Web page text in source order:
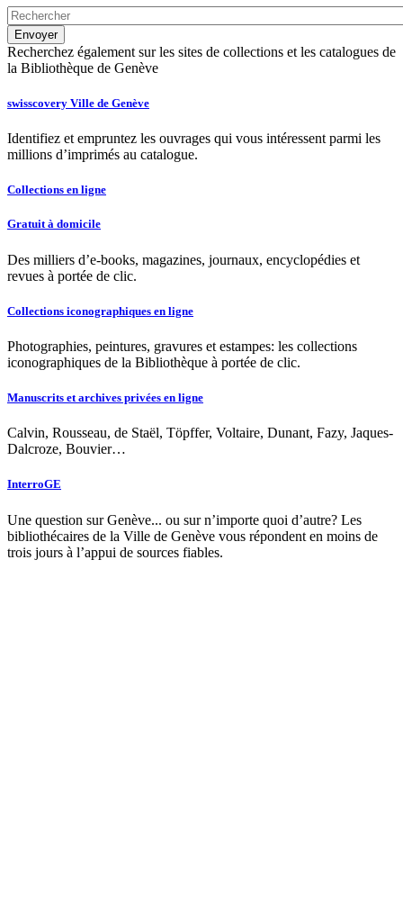
Recherchez également sur les sites de collections et les catalogues de
la Bibliothèque de Genève
swisscovery Ville de Genève
Identifiez et empruntez les ouvrages qui vous intéressent parmi les
millions d’imprimés au catalogue.
Collections en ligne
Gratuit à domicile
Des milliers d’e-books, magazines, journaux, encyclopédies et
revues à portée de clic.
Collections iconographiques en ligne
Photographies, peintures, gravures et estampes: les collections
iconographiques de la Bibliothèque à portée de clic.
Manuscrits et archives privées en ligne
Calvin, Rousseau, de Staël, Töpffer, Voltaire, Dunant, Fazy, Jaques-
Dalcroze, Bouvier…
InterroGE
Une question sur Genève... ou sur n’importe quoi d’autre? Les
bibliothécaires de la Ville de Genève vous répondent en moins de
trois jours à l’appui de sources fiables.